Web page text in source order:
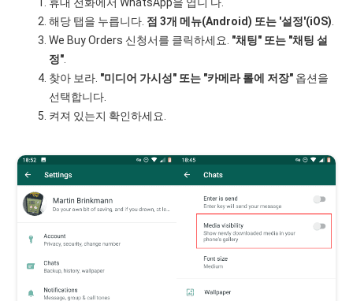
해당 탭을 누릅니다. 점 3개 메뉴(Android) 또는 '설정'(iOS)
We Buy Orders 신청서를 클릭하세요. "채팅" 또는 "채팅 설
정"
찾아 보라. "미디어 가시성" 또는 "카메라 롤에 저장" 옵션을
선택합니다.
켜져 있는지 확인하세요.